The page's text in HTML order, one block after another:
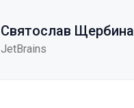
Святослав Щербина
JetBrains